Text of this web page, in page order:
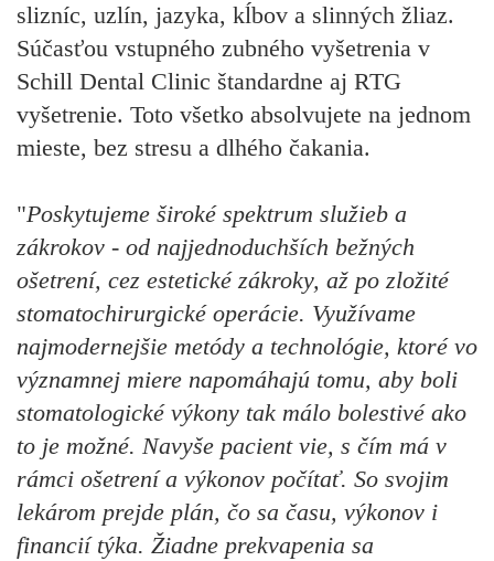
slizníc, uzlín, jazyka, kĺbov a slinných žliaz.
Súčasťou vstupného zubného vyšetrenia v
Schill Dental Clinic štandardne aj RTG
vyšetrenie. Toto všetko absolvujete na jednom
mieste, bez stresu a dlhého čakania.
"Poskytujeme široké spektrum služieb a
zákrokov - od najjednoduchších bežných
ošetrení, cez estetické zákroky, až po zložité
stomatochirurgické operácie. Využívame
najmodernejšie metódy a technológie, ktoré vo
významnej miere napomáhajú tomu, aby boli
stomatologické výkony tak málo bolestivé ako
to je možné. Navyše pacient vie, s čím má v
rámci ošetrení a výkonov počítať. So svojim
lekárom prejde plán, čo sa času, výkonov i
financií týka. Žiadne prekvapenia sa